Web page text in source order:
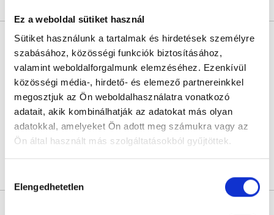
Ez a weboldal sütiket használ
Sütiket használunk a tartalmak és hirdetések személyre
szabásához, közösségi funkciók biztosításához,
valamint weboldalforgalmunk elemzéséhez. Ezenkívül
közösségi média-, hirdető- és elemező partnereinkkel
megosztjuk az Ön weboldalhasználatra vonatkozó
adatait, akik kombinálhatják az adatokat más olyan
adatokkal, amelyeket Ön adott meg számukra vagy az
Ön által használt más szolgáltatásokból gyűjtöttek.
szabályzat:https://foglaljorvost.hu/info/foglaljorvost-
kiválasztása
Elengedhetetlen
Dr. Jámbor Dániel
Fül-orr-gégész
5.0
4 értékelés
Duna Medical Center
Budapest, IX. kerület, Lechner Ödön fasor 5.
Következő időpont: szeptember 03.